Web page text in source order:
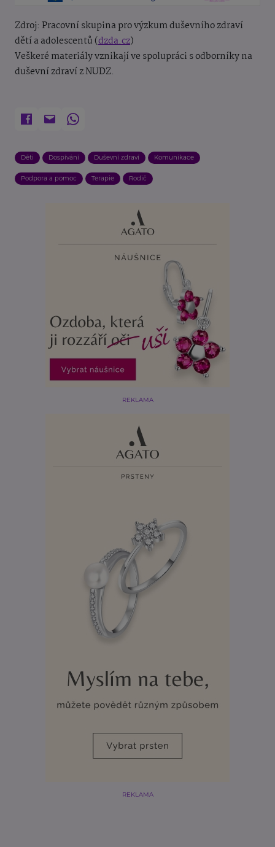
Zdroj: Pracovní skupina pro výzkum duševního zdraví
dětí a adolescentů (dzda.cz)
Veškeré materiály vznikají ve spolupráci s odborníky na
duševní zdraví z NUDZ.
Děti Dospívání Duševní zdraví Komunikace
Podpora a pomoc Terapie Rodič
REKLAMA
REKLAMA